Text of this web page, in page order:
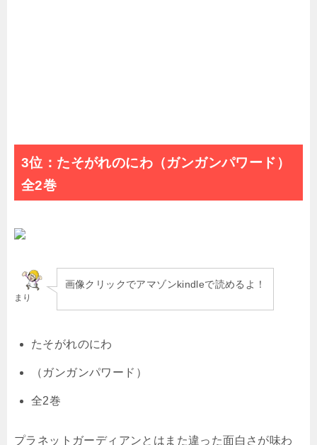
3位：たそがれのにわ（ガンガンパワード）
全2巻
まり
画像クリックでアマゾンkindleで読めるよ！
たそがれのにわ
（ガンガンパワード）
全2巻
プラネットガーディアンとはまた違った面白さが味わ